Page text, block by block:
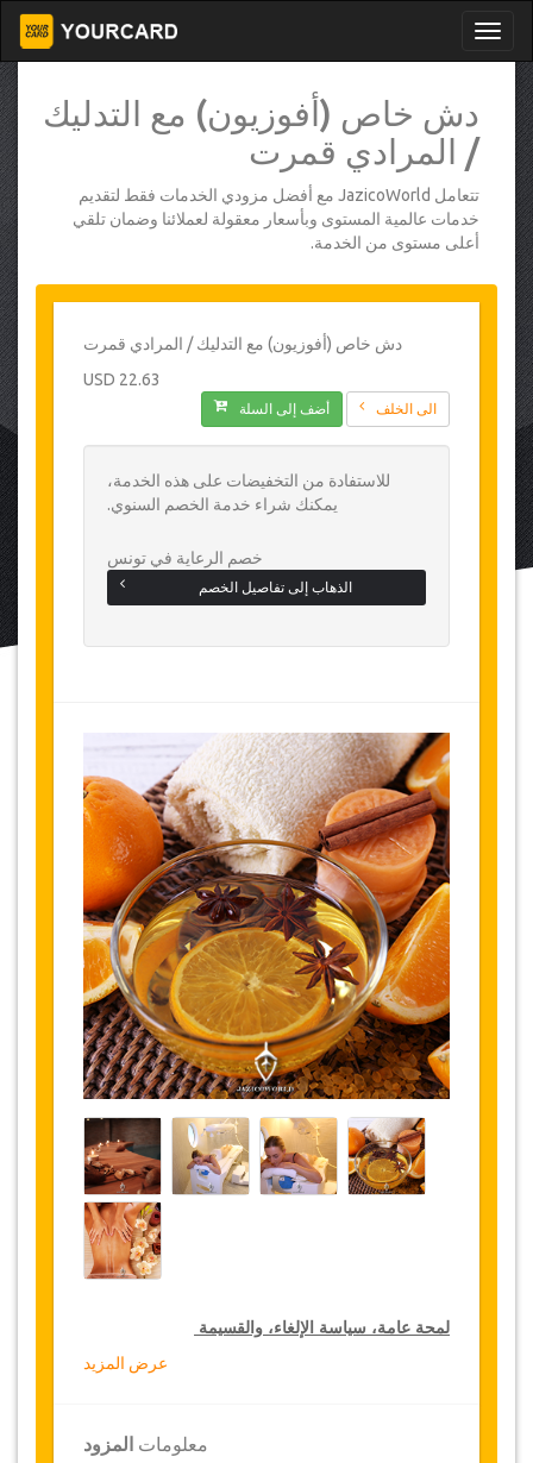
دش خاص (أفوزيون) مع التدليك
/ المرادي قمرت
تتعامل JazicoWorld مع أفضل مزودي الخدمات فقط لتقديم
خدمات عالمية المستوى وبأسعار معقولة لعملائنا وضمان تلقي
أعلى مستوى من الخدمة.
دش خاص (أفوزيون) مع التدليك / المرادي قمرت
22.63 USD
الى الخلف أضف إلى السلة
للاستفادة من التخفيضات على هذه الخدمة،
يمكنك شراء خدمة الخصم السنوي.
خصم الرعاية في تونس
الذهاب إلى تفاصيل الخصم
لمحة عامة، سياسة الإلغاء، والقسيمة
” لشراء خدمة الرعاية المخفضة لمدة
عرض المزيد
معلومات المزود